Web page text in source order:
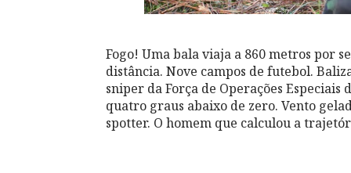
Fogo! Uma bala viaja a 860 metros por
distância. Nove campos de futebol.
sniper da Força de Operações
quatro graus abaixo de zero. Vento
spotter. O homem que calculou a